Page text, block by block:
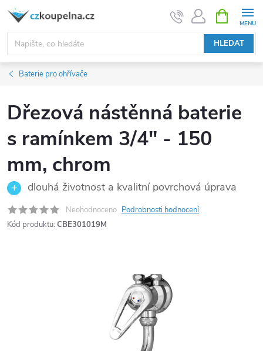
Přejít
obsah
HLEDAT
NÁKUPNÍ
KOŠÍK
Baterie pro ohřívače
Dřezová nástěnná baterie
s ramínkem 3/4" - 150
mm, chrom
dlouhá životnost a kvalitní povrchová úprava
Neohodnoceno Podrobnosti hodnocení
Kód produktu: CBE301019M